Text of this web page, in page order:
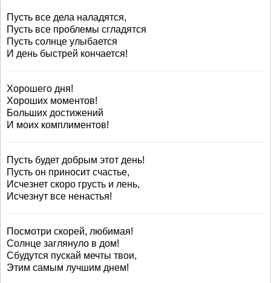
Пусть все дела наладятся,
Пусть все проблемы сгладятся
Пусть солнце улыбается
И день быстрей кончается!
Хорошего дня!
Хороших моментов!
Больших достижений
И моих комплиментов!
Пусть будет добрым этот день!
Пусть он приносит счастье,
Исчезнет скоро грусть и лень,
Исчезнут все ненастья!
Посмотри скорей, любимая!
Солнце заглянуло в дом!
Сбудутся пускай мечты твои,
Этим самым лучшим днем!